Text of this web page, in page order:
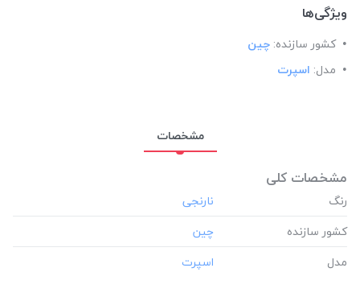
ویژگی‌ها
کشور سازنده: چین
مدل: اسپرت
مشخصات
مشخصات کلی
رنگ
کشور سازنده
مدل